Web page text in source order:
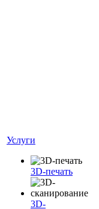
Услуги
3D-печать
3D-